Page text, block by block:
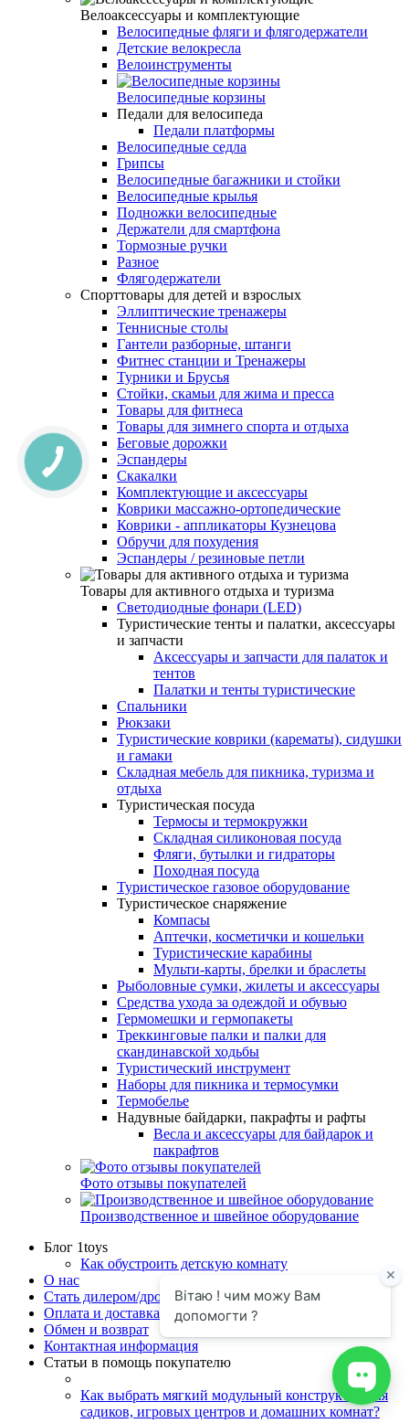
Велоаксессуары и комплектующие
Велосипедные фляги и флягодержатели
Детские велокресла
Велоинструменты
Велосипедные корзины
Педали для велосипеда
Педали платформы
Велосипедные седла
Грипсы
Велосипедные багажники и стойки
Велосипедные крылья
Подножки велосипедные
Держатели для смартфона
Тормозные ручки
Разное
Флягодержатели
Спорттовары для детей и взрослых
Эллиптические тренажеры
Теннисные столы
Гантели разборные, штанги
Фитнес станции и Тренажеры
Турники и Брусья
Стойки, скамьи для жима и пресса
Товары для фитнеса
Товары для зимнего спорта и отдыха
Беговые дорожки
Эспандеры
Скакалки
Комплектующие и аксессуары
Коврики массажно-ортопедические
Коврики - аппликаторы Кузнецова
Обручи для похудения
Эспандеры / резиновые петли
Товары для активного отдыха и туризма
Светодиодные фонари (LED)
Туристические тенты и палатки, аксессуары
и запчасти
Аксессуары и запчасти для палаток и
тентов
Палатки и тенты туристические
Спальники
Рюкзаки
Туристические коврики (карематы), сидушки
и гамаки
Складная мебель для пикника, туризма и
отдыха
Туристическая посуда
Термосы и термокружки
Складная силиконовая посуда
Фляги, бутылки и гидраторы
Походная посуда
Туристическое газовое оборудование
Туристическое снаряжение
Компасы
Аптечки, косметички и кошельки
Туристические карабины
Мульти-карты, брелки и браслеты
Рыболовные сумки, жилеты и аксессуары
Средства ухода за одеждой и обувью
Гермомешки и гермопакеты
Треккинговые палки и палки для
скандинавской ходьбы
Туристический инструмент
Наборы для пикника и термосумки
Термобелье
Надувные байдарки, пакрафты и рафты
Весла и аксессуары для байдарок и
пакрафтов
Фото отзывы покупателей
Производственное и швейное оборудование
Блог 1toys
Как обустроить детскую комнату
О нас
Стать дилером/дропшипинг
Оплата и доставка
Обмен и возврат
Контактная информация
Статьи в помощь покупателю
Как выбрать мягкий модульный конструктор для
садиков, игровых центров и домашних комнат?